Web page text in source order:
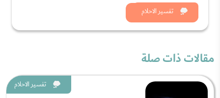
تفسير الاحلام
شاهد الان
مقالات ذات صلة
تفسير الاحلام